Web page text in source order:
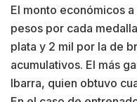
El monto económicos
pesos por cada
plata y 2 mil por la de
acumulativos. El más
Ibarra, quien obtuvo